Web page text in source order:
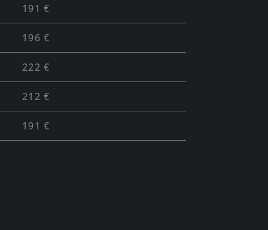
191 €
196 €
222 €
212 €
191 €